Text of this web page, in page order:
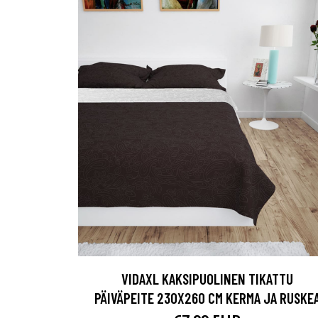
VIDAXL KAKSIPUOLINEN TIKATTU
PÄIVÄPEITE 230X260 CM KERMA JA